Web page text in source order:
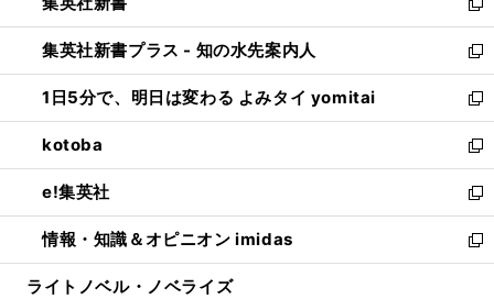
開
く
ィ
ン
ド
ウ
で
開
く
い
ウ
ィ
ン
ド
ウ
で
開
く
新
し
い
ウ
ィ
ン
ド
ウ
で
開
く
集英社新書プラス - 知の水先案内人
新
し
い
ウ
ィ
ン
ド
ウ
で
開
1日5分で、明日は変わる よみタイ yomitai
新
し
い
ウ
ィ
ン
ド
ウ
kotoba
新
し
い
ウ
ィ
ン
e!集英社
新
し
い
ウ
情報・知識＆オピニオン imidas
新
し
ライトノベル・ノベライズ